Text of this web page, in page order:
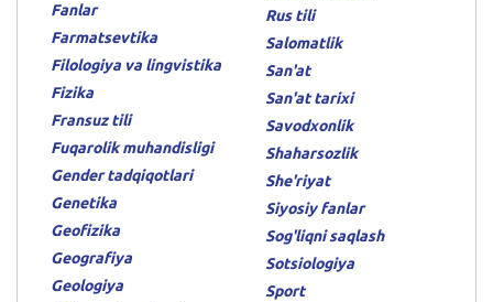
Fanlar
Farmatsevtika
Filologiya va lingvistika
Fizika
Fransuz tili
Fuqarolik muhandisligi
Gender tadqiqotlari
Genetika
Geofizika
Geografiya
Geologiya
Rus tili
Salomatlik
San'at
San'at tarixi
Savodxonlik
Shaharsozlik
She'riyat
Siyosiy fanlar
Sog'liqni saqlash
Sotsiologiya
Sport